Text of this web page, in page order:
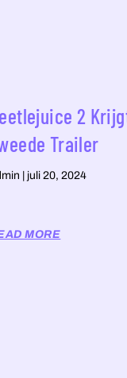
2
Trailer
juli 20, 2024
MORE